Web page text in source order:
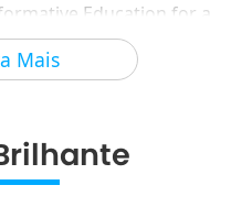
Mais
Education for a
Future – Vegan
Meal Options, Part 1 of 2
Sagradas: Bençãos da